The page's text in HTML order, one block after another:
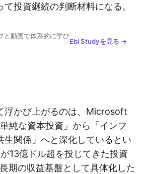
投資継続の判断材料になる。
と動画で体系的に学び
Ebi Studyを見る →
浮かび上がるのは、Microsoft
純な資本投資」から「インフ
生関係」へと深化しているとい
13億ドル超を投じてきた投資
期の収益基盤として具体化した